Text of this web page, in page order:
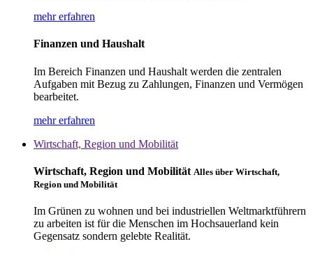
mehr erfahren
Finanzen und Haushalt
Im Bereich Finanzen und Haushalt werden die zentralen
Aufgaben mit Bezug zu Zahlungen, Finanzen und Vermögen
bearbeitet.
mehr erfahren
Wirtschaft, Region und Mobilität
Wirtschaft, Region und Mobilität Alles über Wirtschaft,
Region und Mobilität
Im Grünen zu wohnen und bei industriellen Weltmarktführern
zu arbeiten ist für die Menschen im Hochsauerland kein
Gegensatz sondern gelebte Realität.